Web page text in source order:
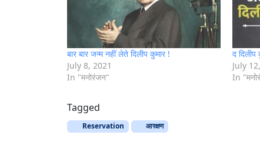
बार बार जन्म नहीं लेते दिलीप कुमार !
July 8, 2021
In "मनोरंजन"
द
July
In
Tagged
Reservation आरक्षण